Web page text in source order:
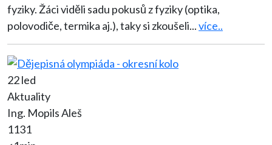
fyziky. Žáci viděli sadu pokusů z fyziky (optika,
polovodiče, termika aj.), taky si zkoušeli...více..
22 led
Aktuality
Ing. Mopils Aleš
1131